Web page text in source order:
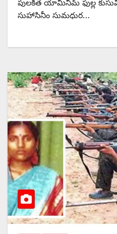
పులకిత యామినీమ్‌ ‌ఫుల్ల
‌సుహాసినీం సుమధుర…